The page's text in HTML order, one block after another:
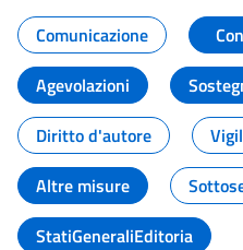
Tutti i
Comunicazione
Agevolazioni
Diritto d'autore
Altre misure
StatiGeneraliEditoria